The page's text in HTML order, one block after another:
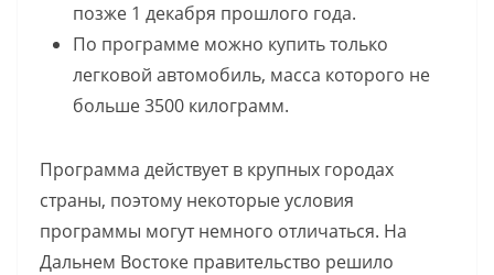
позже 1 декабря прошлого года.
По программе можно купить только
легковой автомобиль, масса которого не
больше 3500 килограмм.
Программа действует в крупных городах
страны, поэтому некоторые условия
программы могут немного отличаться. На
Дальнем Востоке правительство решило